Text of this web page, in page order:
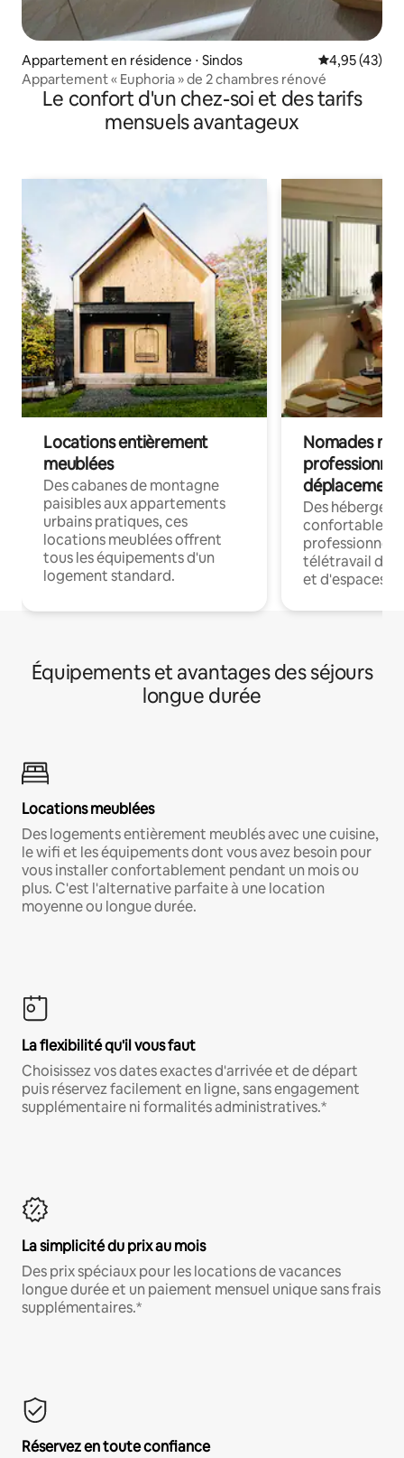
Appartement en résidence ⋅ Sindos Évaluation
4,95 (43)
Appartement « Euphoria » de 2 chambres rénové
Le confort d'un chez-soi et des tarifs
mensuels avantageux
Locations entièrement
meublées
Des cabanes de montagne
paisibles aux appartements
urbains pratiques, ces
locations meublées offrent
tous les équipements d'un
logement standard.
Nomades
déplacement
Des
confortables
professionnels
télétravail
et d'espaces
Équipements et avantages des séjours
longue durée
Locations meublées
Des logements entièrement meublés avec une cuisine,
le wifi et les équipements dont vous avez besoin pour
vous installer confortablement pendant un mois ou
plus. C'est l'alternative parfaite à une location
moyenne ou longue durée.
La flexibilité qu'il vous faut
Choisissez vos dates exactes d'arrivée et de départ
puis réservez facilement en ligne, sans engagement
supplémentaire ni formalités administratives.*
La simplicité du prix au mois
Des prix spéciaux pour les locations de vacances
longue durée et un paiement mensuel unique sans frais
supplémentaires.*
Réservez en toute confiance